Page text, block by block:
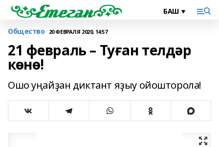
Общество 20 ФЕВРАЛЯ 2020, 14:57
21 февраль – Туған телдәр
көнө!
Ошо уңайҙан диктант яҙыу ойошторола!